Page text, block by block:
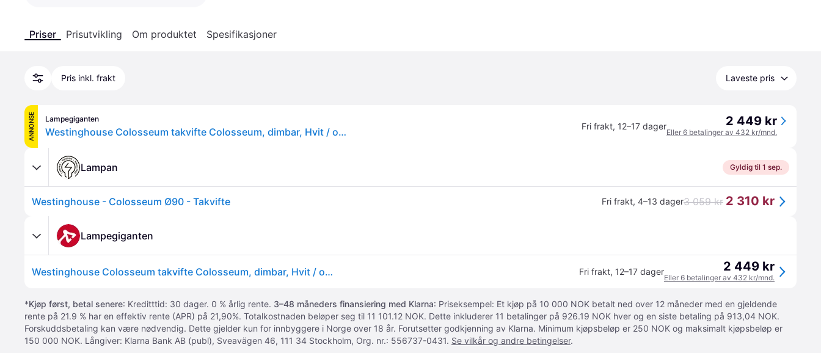
Priser Prisutvikling Om produktet Spesifikasjoner
Pris inkl. frakt Laveste pris
ANNONSE Lampegiganten
Westinghouse Colosseum takvifte Colosseum, dimbar, Hvit / opal, Stue / spisestue, Tre Fri frakt, 12–17 dager 2 449 kr
Eller 6 betalinger av 432 kr/mnd.
Lampan Gyldig til 1 sep.
Westinghouse - Colosseum Ø90 - Takvifte Fri frakt, 4–13 dager3 059 kr 2 310 kr
Lampegiganten
Westinghouse Colosseum takvifte Colosseum, dimbar, Hvit / opal, Stue / spisestue, Tre Fri frakt, 12–17 dager 2 449 kr
Eller 6 betalinger av 432 kr/mnd.
*Kjøp først, betal senere: Kreditttid: 30 dager. 0 % årlig rente. 3–48 måneders finansiering med Klarna: Priseksempel: Et kjøp på 10 000 NOK betalt ned over 12 måneder med en gjeldende
rente på 21.9 % har en effektiv rente (APR) på 21,90%. Totalkostnaden beløper seg til 11 101.12 NOK. Dette inkluderer 11 betalinger på 926.19 NOK hver og en siste betaling på 913,04 NOK.
Forskuddsbetaling kan være nødvendig. Dette gjelder kun for innbyggere i Norge over 18 år. Forutsetter godkjenning av Klarna. Minimum kjøpsbeløp er 250 NOK og maksimalt kjøpsbeløp er
150 000 NOK. Långiver: Klarna Bank AB (publ), Sveavägen 46, 111 34 Stockholm, Org. nr.: 556737-0431. Se vilkår og andre betingelser.